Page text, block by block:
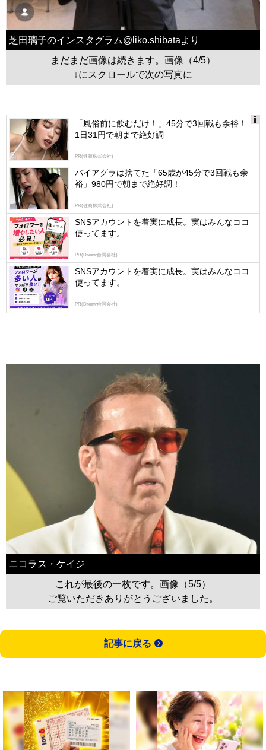
芝田璃子のインスタグラム@liko.shibataより
まだまだ画像は続きます。画像（4/5）
↓にスクロールで次の写真に
logly
「風俗前に飲むだけ！」45分で3回戦も余裕！
1日31円で朝まで絶好調
PR(健商株式会社)
バイアグラは捨てた「65歳が45分で3回戦も余
裕」980円で朝まで絶好調！
PR(健商株式会社)
SNSアカウントを着実に成長。実はみんなココ
使ってます。
PR(Dreaw合同会社)
SNSアカウントを着実に成長。実はみんなココ
使ってます。
PR(Dreaw合同会社)
ニコラス・ケイジ
これが最後の一枚です。画像（5/5）
ご覧いただきありがとうございました。
記事に戻る